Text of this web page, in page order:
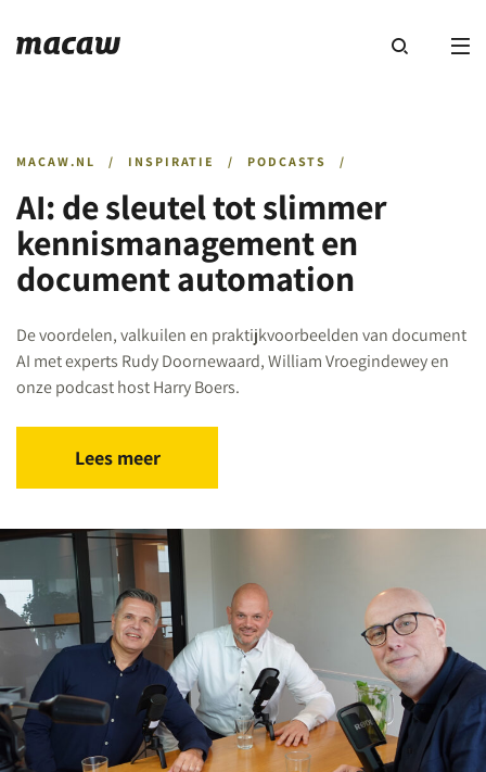
MACAW.NL / INSPIRATIE / PODCASTS /
AI: de sleutel tot slimmer
kennismanagement en
document automation
De voordelen, valkuilen en praktijkvoorbeelden van document
AI met experts Rudy Doornewaard, William Vroegindewey en
onze podcast host Harry Boers.
Lees meer